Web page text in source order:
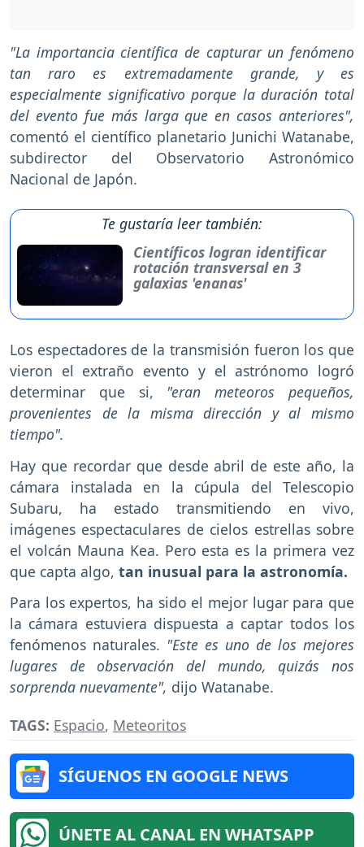
"La importancia científica de capturar un fenómeno
tan raro es extremadamente grande, y es
especialmente significativo porque la duración total
del evento fue más larga que en casos anteriores",
comentó el científico planetario Junichi Watanabe,
subdirector del Observatorio Astronómico
Nacional de Japón.
Te gustaría leer también:
Científicos logran identificar
rotación transversal en 3
galaxias 'enanas'
Los espectadores de la transmisión fueron los que
vieron el extraño evento y el astrónomo logró
determinar que si, "eran meteoros pequeños,
provenientes de la misma dirección y al mismo
tiempo".
Hay que recordar que desde abril de este año, la
cámara instalada en la cúpula del Telescopio
Subaru, ha estado transmitiendo en vivo,
imágenes espectaculares de cielos estrellas sobre
el volcán Mauna Kea. Pero esta es la primera vez
que capta algo, tan inusual para la astronomía.
Para los expertos, ha sido el mejor lugar para que
la cámara estuviera dispuesta a captar todos los
fenómenos naturales. "Este es uno de los mejores
lugares de observación del mundo, quizás nos
sorprenda nuevamente", dijo Watanabe.
TAGS: Espacio, Meteoritos
SÍGUENOS EN GOOGLE NEWS
ÚNETE AL CANAL EN WHATSAPP